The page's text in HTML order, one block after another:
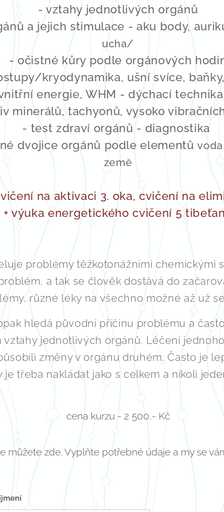
- vztahy jednotlivých orgánů
a jejich stimulace - aku body,
ucha/
- očistné kůry podle orgánových
kryodynamika, ušní svíce,
energie, WHM - dýchací
minerálů, tachyonů, vysoko
- test zdraví orgánů - diagnostika
dvojice orgánů podle elementůvoda
země
na aktivaci 3. oka, cvičení na
+ výuka energetického cvičení 5
problémy těžkotonážními chemickými
a tak se člověk dostává do
různé léky na všechno možné až už
hledá původní příčinu problému a
vztahy jednotlivých orgánů. Léčení
změny v orgánu druhém. Často je
je třeba nakládat jako s celkem a nikoli
cena kurzu - 2 500,- Kč
můžete zde. Vyplňte potřebné údaje a my se